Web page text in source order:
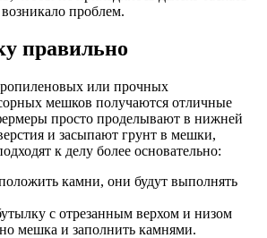
проблем.
правильно
или прочных
мешков получаются отличные
просто проделывают в нижней
и засыпают грунт в мешки,
к делу более основательно:
камни, они будут выполнять
с отрезанным верхом и низом
мешка и заполнить камнями.